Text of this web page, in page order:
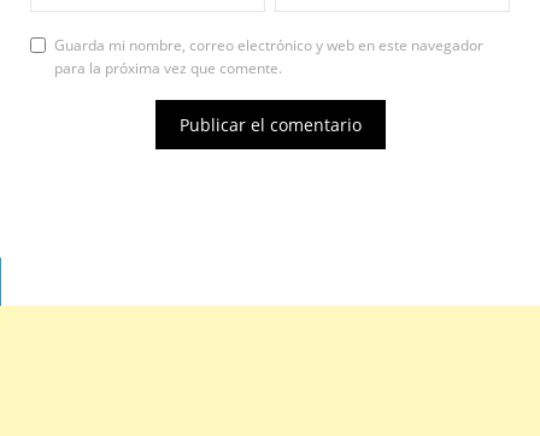
Guarda mi nombre, correo electrónico y web en este navegador
para la próxima vez que comente.